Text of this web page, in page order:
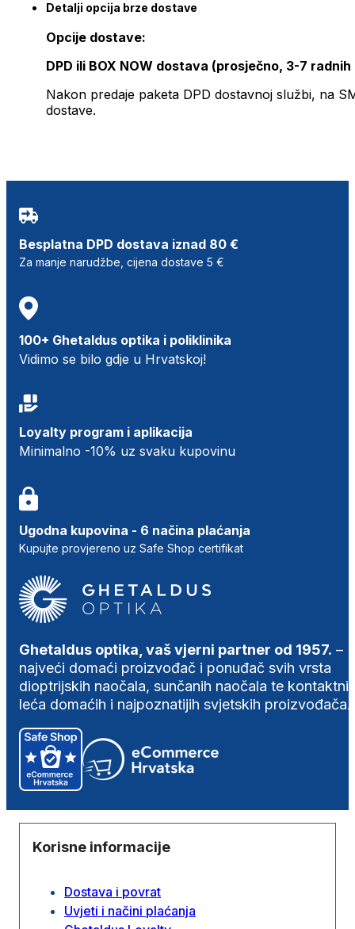
Detalji opcija brze dostave
Opcije dostave:
DPD ili BOX NOW dostava (prosječno, 3-7 radnih
Nakon predaje paketa DPD dostavnoj službi, na
dostave.
Besplatna DPD dostava iznad 80 €
Za manje narudžbe, cijena dostave 5 €
100+ Ghetaldus optika i poliklinika
Vidimo se bilo gdje u Hrvatskoj!
Loyalty program i aplikacija
Minimalno -10% uz svaku kupovinu
Ugodna kupovina - 6 načina plaćanja
Kupujte provjereno uz Safe Shop certifikat
Ghetaldus optika, vaš vjerni partner od 1957. –
najveći domaći proizvođač i ponuđač svih vrsta
dioptrijskih naočala, sunčanih naočala te
leća domaćih i najpoznatijih svjetskih proizvođača.
Korisne informacije
Dostava i povrat
Uvjeti i načini plaćanja